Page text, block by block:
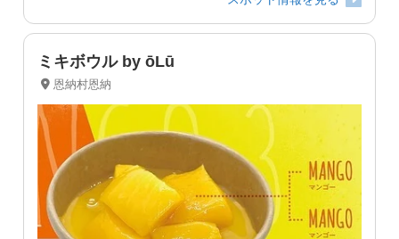
ミキボウル by ōLū
恩納村恩納